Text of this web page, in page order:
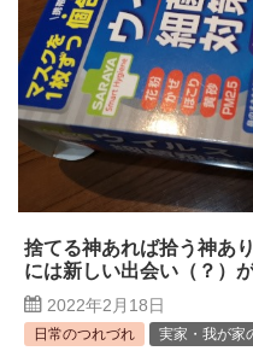
捨てる神あれば拾う神あ
には新しい出会い（？）が
2022年2月18日
日常のつれづれ 実家・我が家